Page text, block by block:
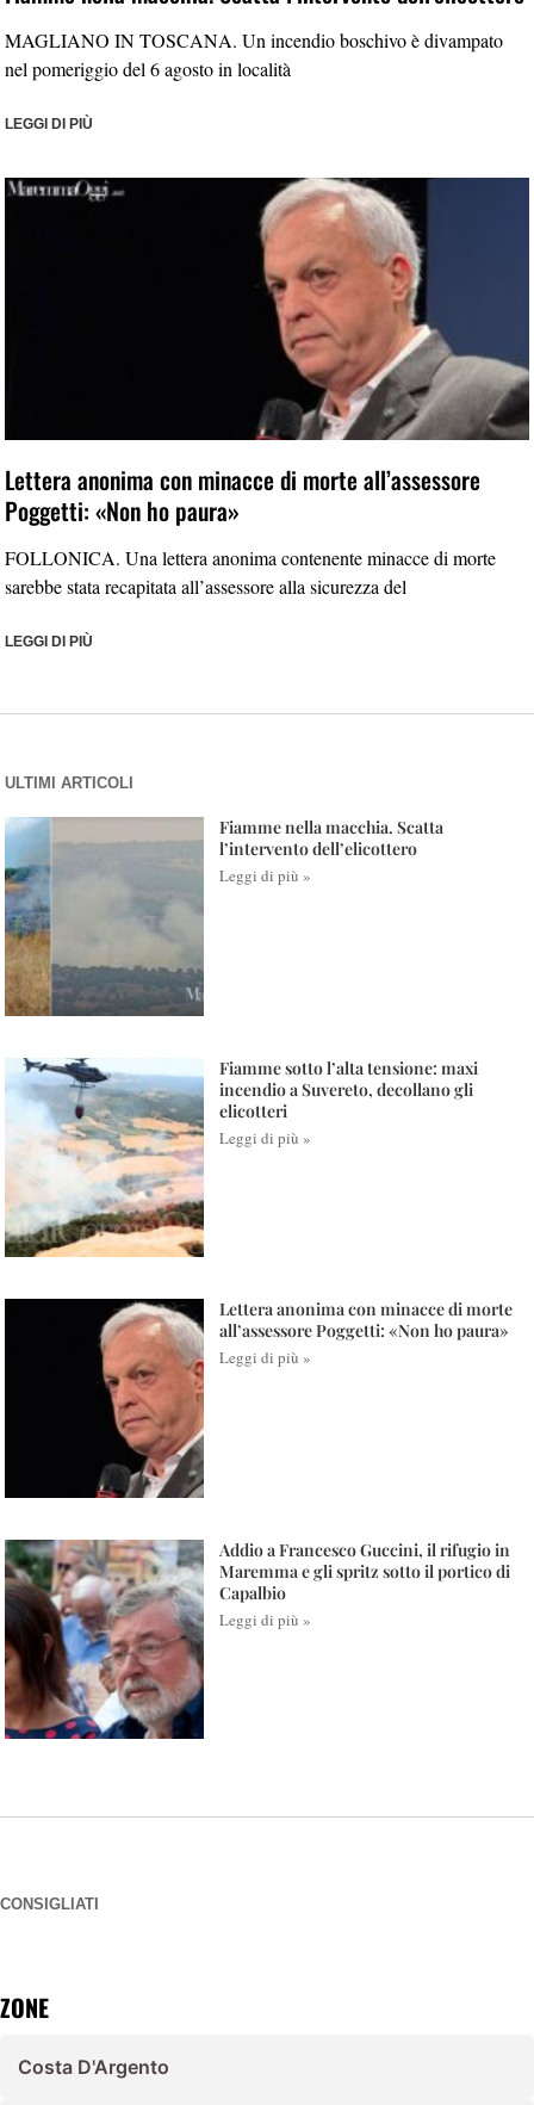
MAGLIANO IN TOSCANA. Un incendio boschivo è divampato
nel pomeriggio del 6 agosto in località
LEGGI DI PIÙ
Lettera anonima con minacce di morte all’assessore
Poggetti: «Non ho paura»
FOLLONICA. Una lettera anonima contenente minacce di morte
sarebbe stata recapitata all’assessore alla sicurezza del
LEGGI DI PIÙ
ULTIMI ARTICOLI
Fiamme nella macchia. Scatta
l’intervento dell’elicottero
Leggi di più »
Fiamme sotto l’alta tensione: maxi
incendio a Suvereto, decollano gli
elicotteri
Leggi di più »
Lettera anonima con minacce di morte
all’assessore Poggetti: «Non ho paura»
Leggi di più »
Addio a Francesco Guccini, il rifugio in
Maremma e gli spritz sotto il portico di
Capalbio
Leggi di più »
CONSIGLIATI
ZONE
Costa D'Argento